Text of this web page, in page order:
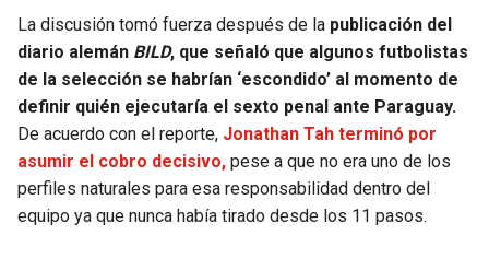
La discusión tomó fuerza después de la publicación del
diario alemán BILD, que señaló que algunos futbolistas
de la selección se habrían ‘escondido’ al momento de
definir quién ejecutaría el sexto penal ante Paraguay.
De acuerdo con el reporte, Jonathan Tah terminó por
asumir el cobro decisivo, pese a que no era uno de los
perfiles naturales para esa responsabilidad dentro del
equipo ya que nunca había tirado desde los 11 pasos.